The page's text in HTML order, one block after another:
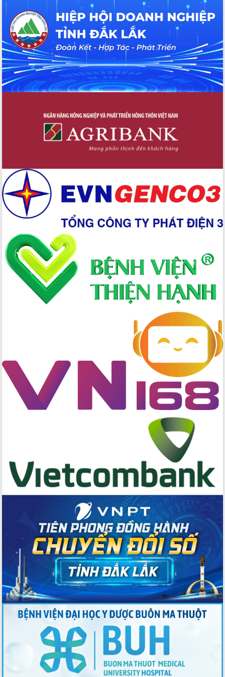
hiện nhiệm vụ quản lý tài sản công
hàng tuần
Tháo gỡ những vướng mắc, đẩy mạnh
công tác cải cách thủ tục hành chính
tại Trung tâm Phục vụ hành chính
công tỉnh
Đắk Lắk: Tôn vinh 46 giải pháp tại Hội
thi Sáng tạo Kỹ thuật 2024 - 2025
Phó Chủ tịch UBND tỉnh Đắk Lắk
Trương Công Thái kiểm tra thực địa
Dự án cao tốc Khánh Hòa - Buôn Ma
sản sống” trong dòng chảy toàn cầu
Xây dựng nông thôn mới: Nâng cao đời
sống người dân từ những mô hình thiết
Quyết liệt tháo gỡ vướng mắc, đẩy
nhanh tiến độ các dự án trọng điểm
trong Khu kinh tế Nam Phú Yên
Hòn Yến phát triển du lịch gắn với bảo
tồn biển
Lấy ý kiến điều chỉnh Quy hoạch tỉnh
Đắk Lắk thời kỳ 2021-2030, tầm nhìn
đến năm 2050
Phát động chiến dịch 30 ngày đêm
II/2026
Đắk Lắk ký kết thỏa thuận hợp tác về
chuyển đổi số giai đoạn 2026 – 2030
với Tập đoàn Bưu chính Viễn thông
Việt Nam
liệu và Bản đồ số
Tập huấn ứng dụng trí tuệ nhân tạo (AI)
trong thương mại điện tử năm 2026
Đoàn đại biểu Quốc hội tỉnh Đắk Lắk
trao đổi thông tin trước Kỳ họp thứ
nhất, Quốc hội khóa XVI
Quyết liệt cải cách hành chính, khơi
thông nguồn lực phát triển
Nâng cao hiệu lực, hiệu quả HĐND
tỉnh thông qua hiện đại hóa hành chính
Xã Ea Phê gắn cải cách hành chính với
chuyển đổi số
Phó Chủ tịch Thường trực UBND tỉnh
Hồ Thị Nguyên Thảo làm việc tại Trung
tâm Phục vụ hành chính công xã Ea
Xây dựng nền hành chính số đồng
hành cùng nông dân dân, doanh nghiệp
Giai đoạn 2026-2030, Đắk Lắk phấn